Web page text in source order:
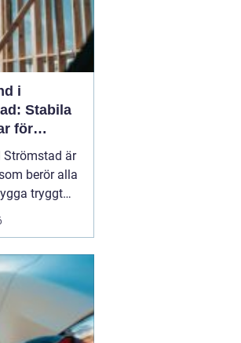
i
Stabila
för
kusten
Strömstad är
berör alla
tryggt
nära
till
terräng ställer
på både p...